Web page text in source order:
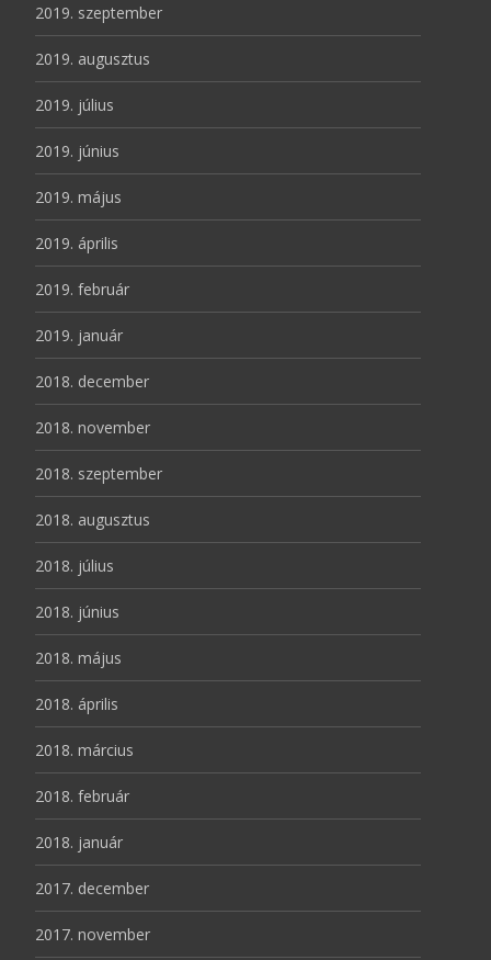
2019. szeptember
2019. augusztus
2019. július
2019. június
2019. május
2019. április
2019. február
2019. január
2018. december
2018. november
2018. szeptember
2018. augusztus
2018. július
2018. június
2018. május
2018. április
2018. március
2018. február
2018. január
2017. december
2017. november